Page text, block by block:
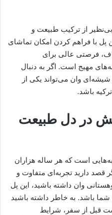
از ترکیب طبیعت و
پل با فراهم کردن امکان تماشای
فرصتی عالی برای
مهیج است. اگر به دنبال
وان می‌تواند یکی از
باشد.
در دل طبیعت
است که هر ساله هزاران
دارید تجربه‌ای متفاوت و
وان داشته باشید، این پل
شما باشد. به خاطر داشته باشید
است قبل از سفر، شرایط